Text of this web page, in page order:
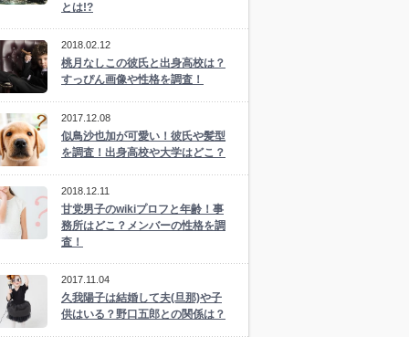
とは!?
2018.02.12
桃月なしこの彼氏と出身高校は？
すっぴん画像や性格を調査！
2017.12.08
似鳥沙也加が可愛い！彼氏や髪型
を調査！出身高校や大学はどこ？
2018.12.11
甘党男子のwikiプロフと年齢！事
務所はどこ？メンバーの性格を調
査！
2017.11.04
久我陽子は結婚して夫(旦那)や子
供はいる？野口五郎との関係は？